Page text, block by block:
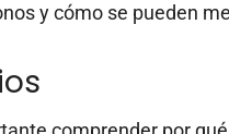
y cómo se pueden